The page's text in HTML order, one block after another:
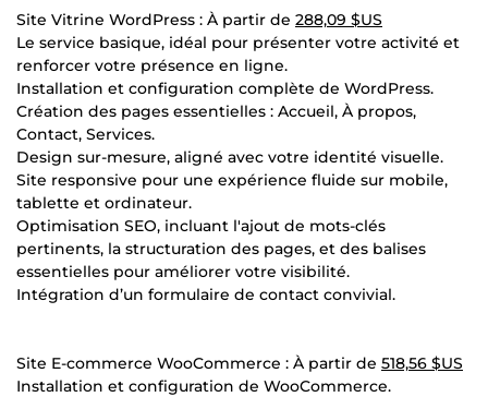
Site Vitrine WordPress : À partir de 288,09 $US
Le service basique, idéal pour présenter votre activité et
renforcer votre présence en ligne.
Installation et configuration complète de WordPress.
Création des pages essentielles : Accueil, À propos,
Contact, Services.
Design sur-mesure, aligné avec votre identité visuelle.
Site responsive pour une expérience fluide sur mobile,
tablette et ordinateur.
Optimisation SEO, incluant l'ajout de mots-clés
pertinents, la structuration des pages, et des balises
essentielles pour améliorer votre visibilité.
Intégration d’un formulaire de contact convivial.
Site E-commerce WooCommerce : À partir de 518,56 $US
Installation et configuration de WooCommerce.